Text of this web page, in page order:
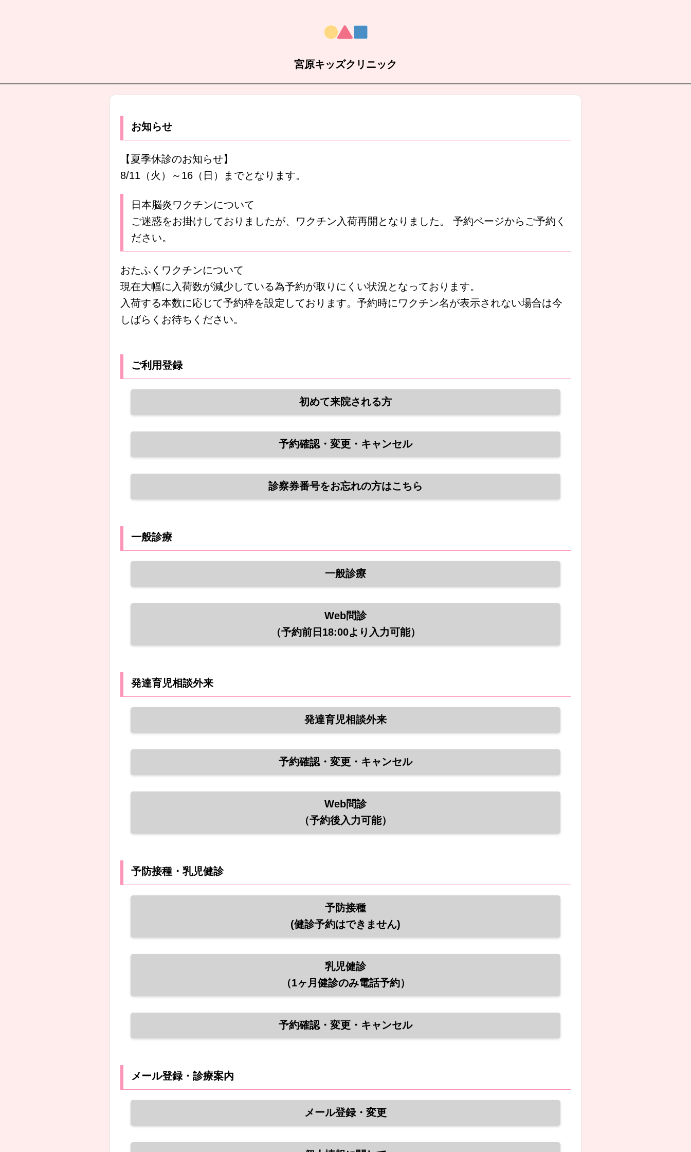
宮原キッズクリニック
お知らせ
【夏季休診のお知らせ】
8/11（火）～16（日）までとなります。
日本脳炎ワクチンについて
ご迷惑をお掛けしておりましたが、ワクチン入荷再開となりました。 予約ページからご予約く
ださい。
おたふくワクチンについて
現在大幅に入荷数が減少している為予約が取りにくい状況となっております。
入荷する本数に応じて予約枠を設定しております。予約時にワクチン名が表示されない場合は今
しばらくお待ちください。
ご利用登録
初めて来院される方
予約確認・変更・キャンセル
診察券番号をお忘れの方はこちら
一般診療
一般診療
Web問診
（予約前日18:00より入力可能）
発達育児相談外来
発達育児相談外来
予約確認・変更・キャンセル
Web問診
（予約後入力可能）
予防接種・乳児健診
予防接種
(健診予約はできません)
乳児健診
（1ヶ月健診のみ電話予約）
予約確認・変更・キャンセル
メール登録・診療案内
メール登録・変更